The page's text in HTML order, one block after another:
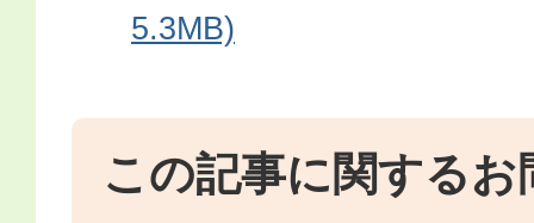
5.3MB)
この記事に関するお